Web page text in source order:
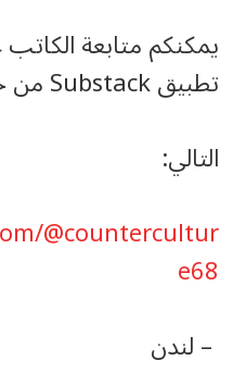
يمكنكم متابعة
تطبيق Substack من خلال الرابط
التالي:
@countercultur
e68
– لندن